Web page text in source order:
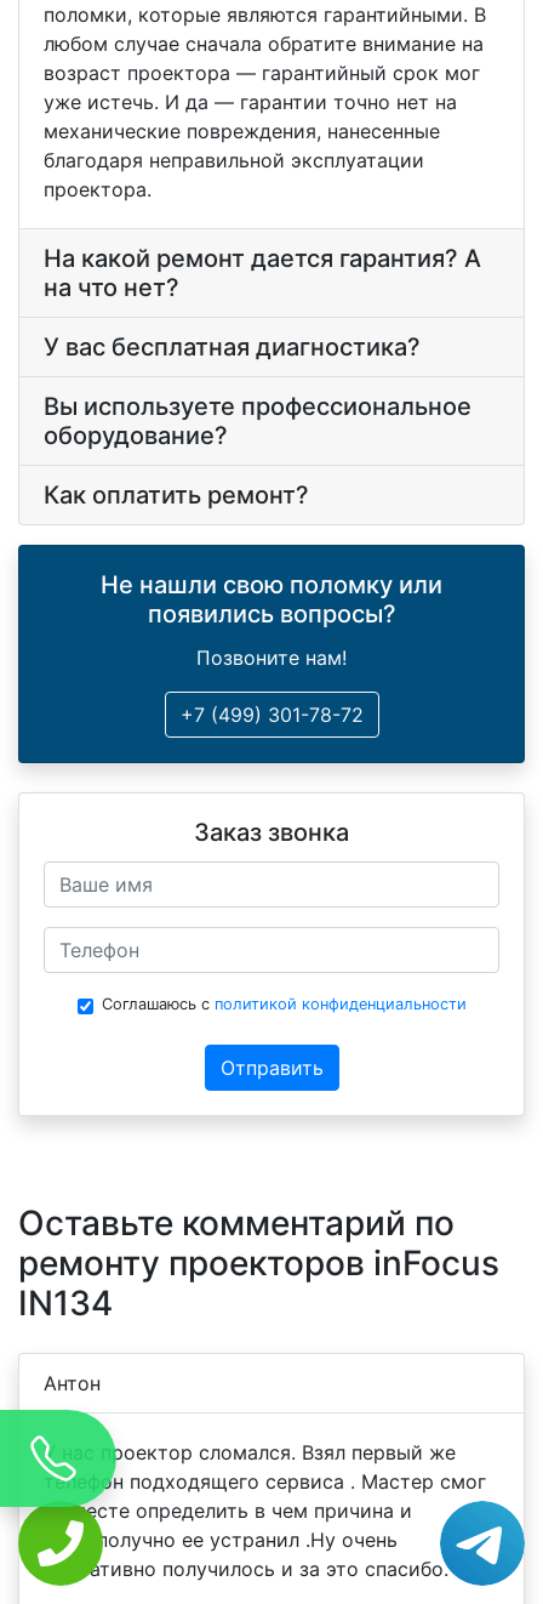
поломки, которые являются гарантийными. В
любом случае сначала обратите внимание на
возраст проектора — гарантийный срок мог
уже истечь. И да — гарантии точно нет на
механические повреждения, нанесенные
благодаря неправильной эксплуатации
проектора.
На какой ремонт дается гарантия? А
на что нет?
У вас бесплатная диагностика?
Вы используете профессиональное
оборудование?
Как оплатить ремонт?
Не нашли свою поломку или
появились вопросы?
Позвоните нам!
+7 (499) 301-78-72
Заказ звонка
Соглашаюсь с политикой конфиденциальности
Отправить
Оставьте комментарий по
ремонту проекторов inFocus
IN134
Антон
У нас проектор сломался. Взял первый же
телефон подходящего сервиса . Мастер смог
на месте определить в чем причина и
благополучно ее устранил .Ну очень
оперативно получилось и за это спасибо.